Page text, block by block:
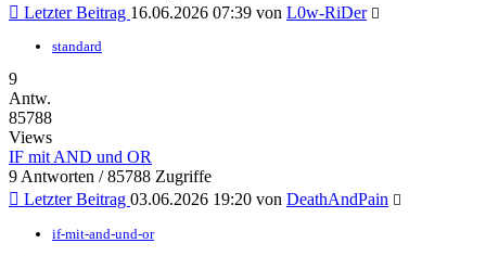
Letzter Beitrag 16.06.2026 07:39 von L0w-RiDer
standard
9
Antw.
85788
Views
IF mit AND und OR
9 Antworten / 85788 Zugriffe
Letzter Beitrag 03.06.2026 19:20 von DeathAndPain
if-mit-and-und-or